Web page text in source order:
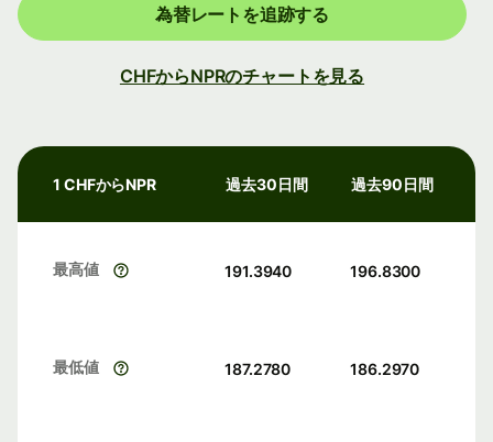
為替レートを追跡する
CHFからNPRのチャートを見る
1 CHFからNPR 過去30日間 過去90日間
最高値 191.3940 196.8300
最低値 187.2780 186.2970